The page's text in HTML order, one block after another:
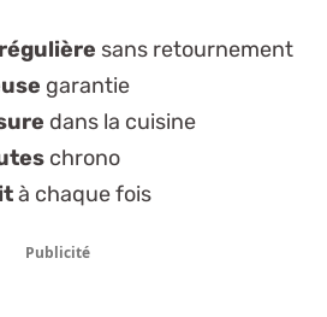
sans retournement
garantie
dans la cuisine
chrono
à chaque fois
Publicité